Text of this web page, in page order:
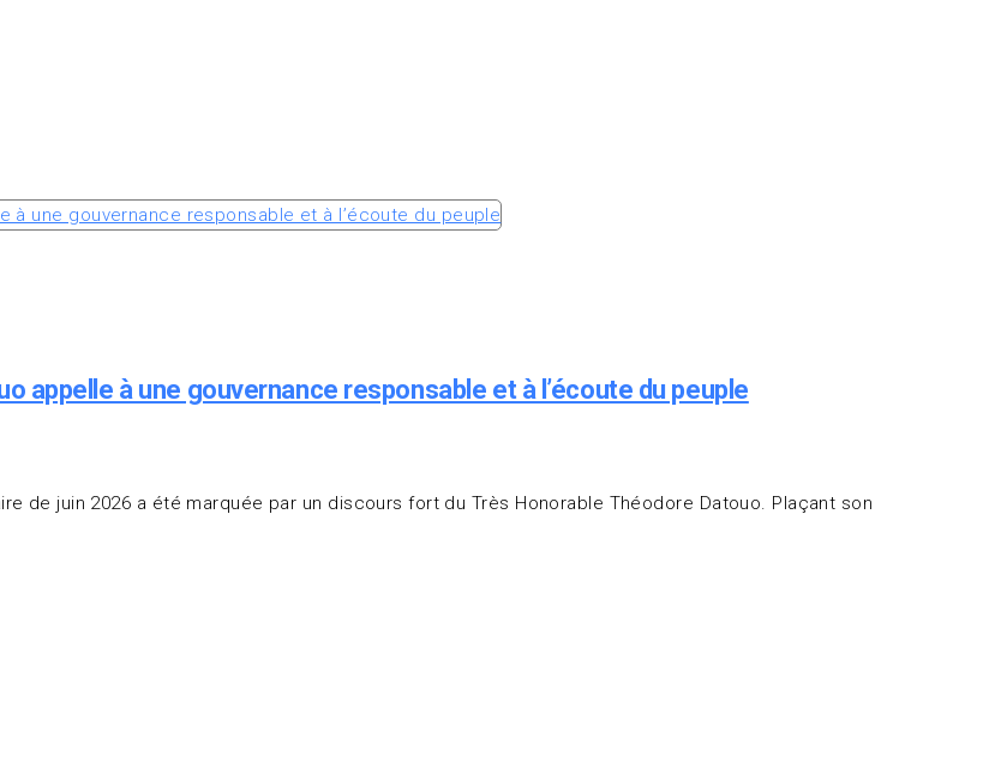
appelle à une gouvernance responsable et à l’écoute du peuple
de juin 2026 a été marquée par un discours fort du Très Honorable Théodore Datouo. Plaçant son